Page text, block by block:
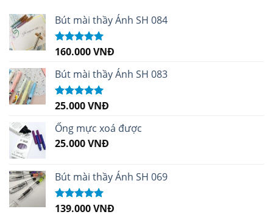
Bút mài thầy Ánh SH 084
Được xếp
sao
160.000VNĐ
Bút mài thầy Ánh SH 083
Được xếp
sao
25.000VNĐ
Ống mực xoá được
25.000VNĐ
Bút mài thầy Ánh SH 069
Được xếp
139.000VNĐ